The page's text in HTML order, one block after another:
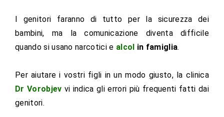
I genitori faranno di tutto per la sicurezza dei
bambini, ma la comunicazione diventa difficile
quando si usano narcotici e alcol in famiglia.
Per aiutare i vostri figli in un modo giusto, la clinica
Dr Vorobjev vi indica gli errori più frequenti fatti dai
genitori.